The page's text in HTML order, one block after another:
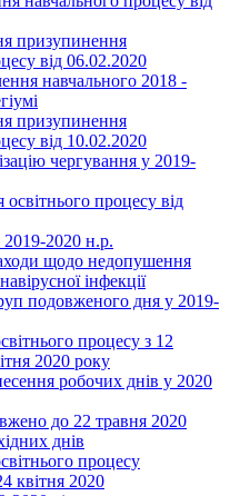
призупинення
від 06.02.2020
навчального 2018 -
призупинення
від 10.02.2020
чергування у 2019-
процесу від
2019-2020 н.р.
щодо недопушення
інфекції
подовженого дня у 2019-
процесу з 12
2020 року
робочих днів у 2020
до 22 травня 2020
днів
процесу
квітня 2020